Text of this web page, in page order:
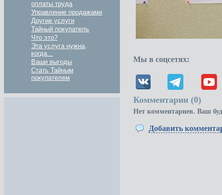
оплаты труда
Управление продажами
Другие услуги
Тайный покупатель
Что это?
Эта услуга нужна,
когда...
Ваши выгоды
Стать Тайным
покупателем
Мы в соцсетях:
Комментарии (0)
Нет комментариев. Ваш
Добавить